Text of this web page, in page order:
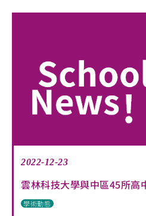
2022-12-23
雲林科技大學與中區45所高
學術動態